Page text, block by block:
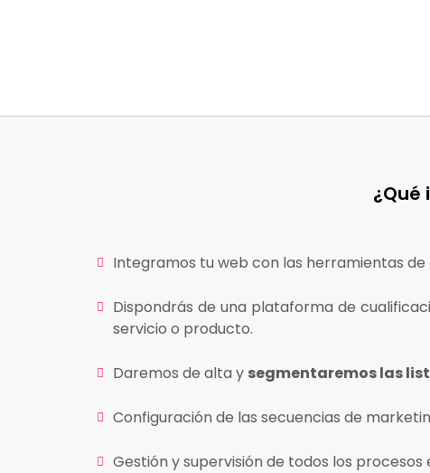
Integramos tu web con las herramientas
Dispondrás de una plataforma de
servicio o producto.
Daremos de alta y segmentaremos las
Configuración de las secuencias de
Gestión y supervisión de todos los procesos